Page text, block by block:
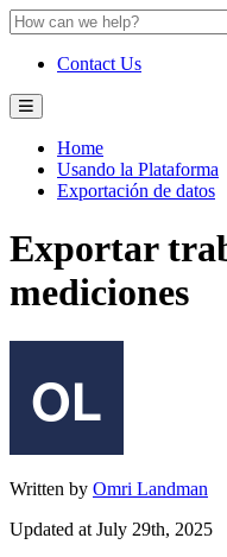
Contact Us
Home
Usando la Plataforma
Exportación de datos
Exportar
mediciones
Written by Omri Landman
Updated at July 29th, 2025